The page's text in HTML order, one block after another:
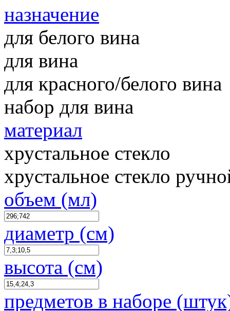
назначение
для белого вина
для вина
для красного/белого вина
набор для вина
материал
хрустальное стекло
хрустальное стекло
объем (мл)
диаметр (см)
высота (см)
предметов в наборе